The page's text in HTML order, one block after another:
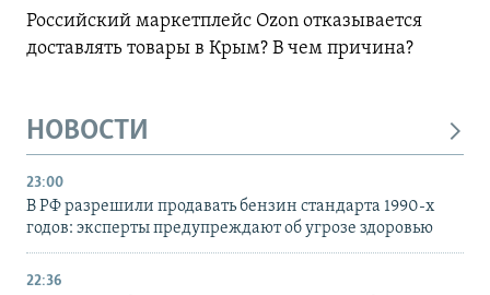
Российский маркетплейс Ozon отказывается
доставлять товары в Крым? В чем причина?
НОВОСТИ
23:00
В РФ разрешили продавать бензин стандарта 1990-х
годов: эксперты предупреждают об угрозе здоровью
22:36